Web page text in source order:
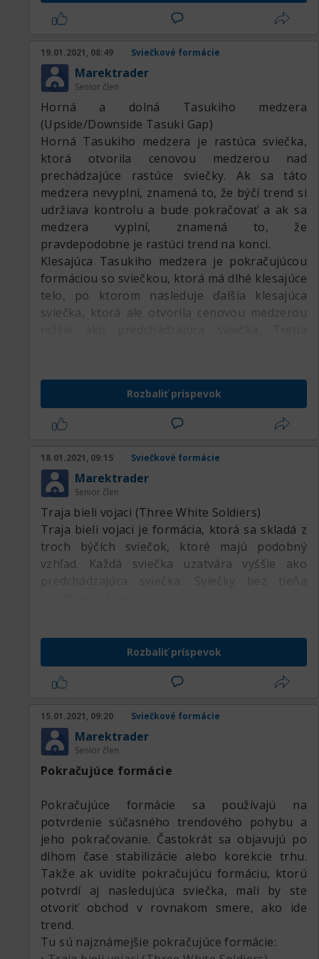
19.01.2021, 08:49 Sviečkové formácie
Marektrader
Senior člen
Horná a dolná Tasukiho medzera
(Upside/Downside Tasuki Gap)
Horná Tasukiho medzera je rastúca sviečka,
ktorá otvorila cenovou medzerou nad
prechádzajúce rastúce sviečky. Ak sa táto
medzera nevyplní, znamená to, že býčí trend si
udržiava kontrolu a bude pokračovať a ak sa
medzera vyplní, znamená to, že
pravdepodobne je rastúci trend na konci.
Klesajúca Tasukiho medzera je pokračujúcou
formáciou so sviečkou, ktorá má dlhé klesajúce
telo, po ktorom nasleduje ďalšia klesajúca
sviečka, ktorá ale otvorila cenovou medzerou
medzere medzi prvou a druhou sviečkou, avšak
túto medzeru neuzavrie (nevyplní).
Rozbaliť príspevok
18.01.2021, 09:15 Sviečkové formácie
Marektrader
Senior člen
Traja bieli vojaci (Three White Soldiers)
Traja bieli vojaci je formácia, ktorá sa skladá z
troch býčích sviečok, ktoré majú podobný
vzhľad. Každá sviečka uzatvára vyššie ako
predchádzajúca sviečka. Sviečky bez tieňa
Rozbaliť príspevok
15.01.2021, 09:20 Sviečkové formácie
Marektrader
Senior člen
Pokračujúce formácie
Pokračujúce formácie sa používajú na
potvrdenie súčasného trendového pohybu a
jeho pokračovanie. Častokrát sa objavujú po
dlhom čase stabilizácie alebo korekcie trhu.
Takže ak uvidíte pokračujúcu formáciu, ktorú
potvrdí aj nasledujúca sviečka, mali by ste
otvoriť obchod v rovnakom smere, ako ide
trend.
Tu sú najznámejšie pokračujúce formácie: